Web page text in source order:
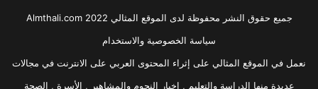
جميع حقوق النشر محفوظة لدى الموقع المثالي 2022 Almthali.com
سياسة الخصوصية والاستخدام
نعمل في الموقع المثالي على إثراء المحتوى العربي على الانترنت في مجالات
عديدة منها الدراسة والتعليم , اخبار النجوم والمشاهير , الأسرة , الصحة